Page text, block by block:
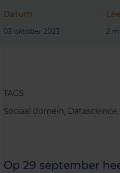
Datum
03 oktober 2023 2
TAGS
Sociaal domein, Datascience,
Op 29 september